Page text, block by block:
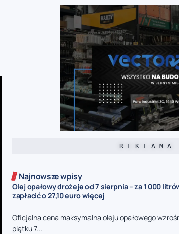
R E K L A M A
Najnowsze wpisy
Olej opałowy drożeje od 7 sierpnia – za 1 000
zapłacić o 27,10 euro więcej
Oficjalna cena maksymalna oleju opałowego
piątku 7...